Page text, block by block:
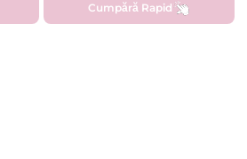
Cumpără Rapid